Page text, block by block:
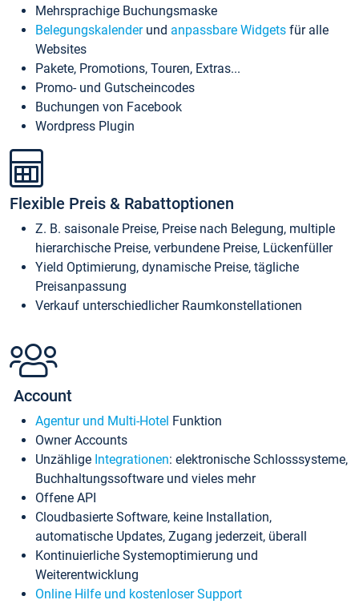
Mehrsprachige Buchungsmaske
Belegungskalenderund anpassbare Widgets für alle
Websites
Pakete, Promotions, Touren, Extras...
Promo- und Gutscheincodes
Buchungen von Facebook
Wordpress Plugin
Flexible Preis & Rabattoptionen
Z. B. saisonale Preise, Preise nach Belegung, multiple
hierarchische Preise, verbundene Preise, Lückenfüller
Yield Optimierung, dynamische Preise, tägliche
Preisanpassung
Verkauf unterschiedlicher Raumkonstellationen
Account
Agentur und Multi-Hotel Funktion
Owner Accounts
Unzählige Integrationen: elektronische Schlosssysteme,
Buchhaltungssoftware und vieles mehr
Offene API
Cloudbasierte Software, keine Installation,
automatische Updates, Zugang jederzeit, überall
Kontinuierliche Systemoptimierung und
Weiterentwicklung
Online Hilfe und kostenloser Support